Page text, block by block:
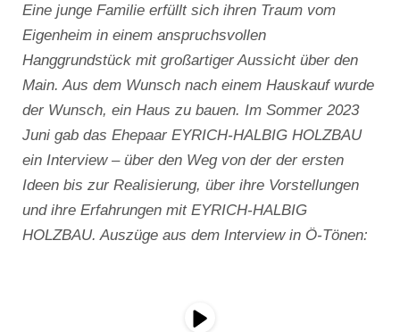
Eine junge Familie erfüllt sich ihren Traum vom
Eigenheim in einem anspruchsvollen
Hanggrundstück mit großartiger Aussicht über den
Main. Aus dem Wunsch nach einem Hauskauf wurde
der Wunsch, ein Haus zu bauen. Im Sommer 2023
Juni gab das Ehepaar EYRICH-HALBIG HOLZBAU
ein Interview – über den Weg von der der ersten
Ideen bis zur Realisierung, über ihre Vorstellungen
und ihre Erfahrungen mit EYRICH-HALBIG
HOLZBAU. Auszüge aus dem Interview in Ö-Tönen: